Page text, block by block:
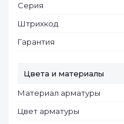
Серия
Штрихкод
Гарантия
Цвета и материалы
Материал арматуры
Цвет арматуры